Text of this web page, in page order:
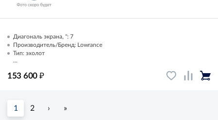
Диагональ экрана, ": 7
Производитель/Бренд: Lowrance
Тип: эхолот
...
153 600 ₽
1 2 › »